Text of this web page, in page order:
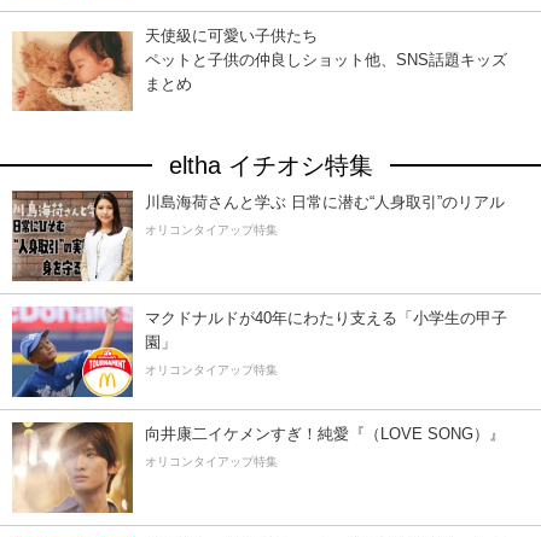
天使級に可愛い子供たち
ペットと子供の仲良しショット他、SNS話題キッズ
まとめ
eltha イチオシ特集
川島海荷さんと学ぶ 日常に潜む“人身取引”のリアル
オリコンタイアップ特集
マクドナルドが40年にわたり支える「小学生の甲子
園」
オリコンタイアップ特集
向井康二イケメンすぎ！純愛『（LOVE SONG）』
オリコンタイアップ特集